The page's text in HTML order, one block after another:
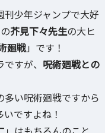
少年ジャンプで大好
芥見下々先生の大ヒ
廻戦」です！
すが、 呪術廻戦との
い呪術廻戦ですから
ですよね！